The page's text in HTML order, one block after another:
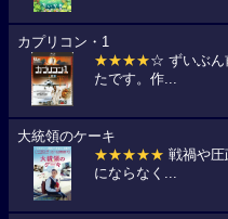
カプリコン・1
★★★★☆ ずいぶん
たです。作...
大統領のケーキ
★★★★★ 戦禍や
にならなく...